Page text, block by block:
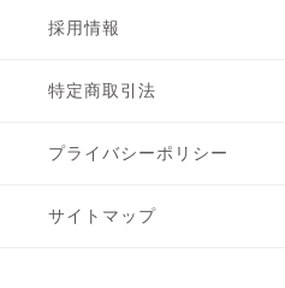
採用情報
特定商取引法
プライバシーポリシー
サイトマップ